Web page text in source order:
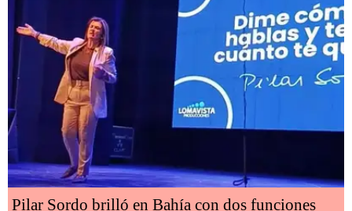
Pilar Sordo brilló en Bahía con dos funciones